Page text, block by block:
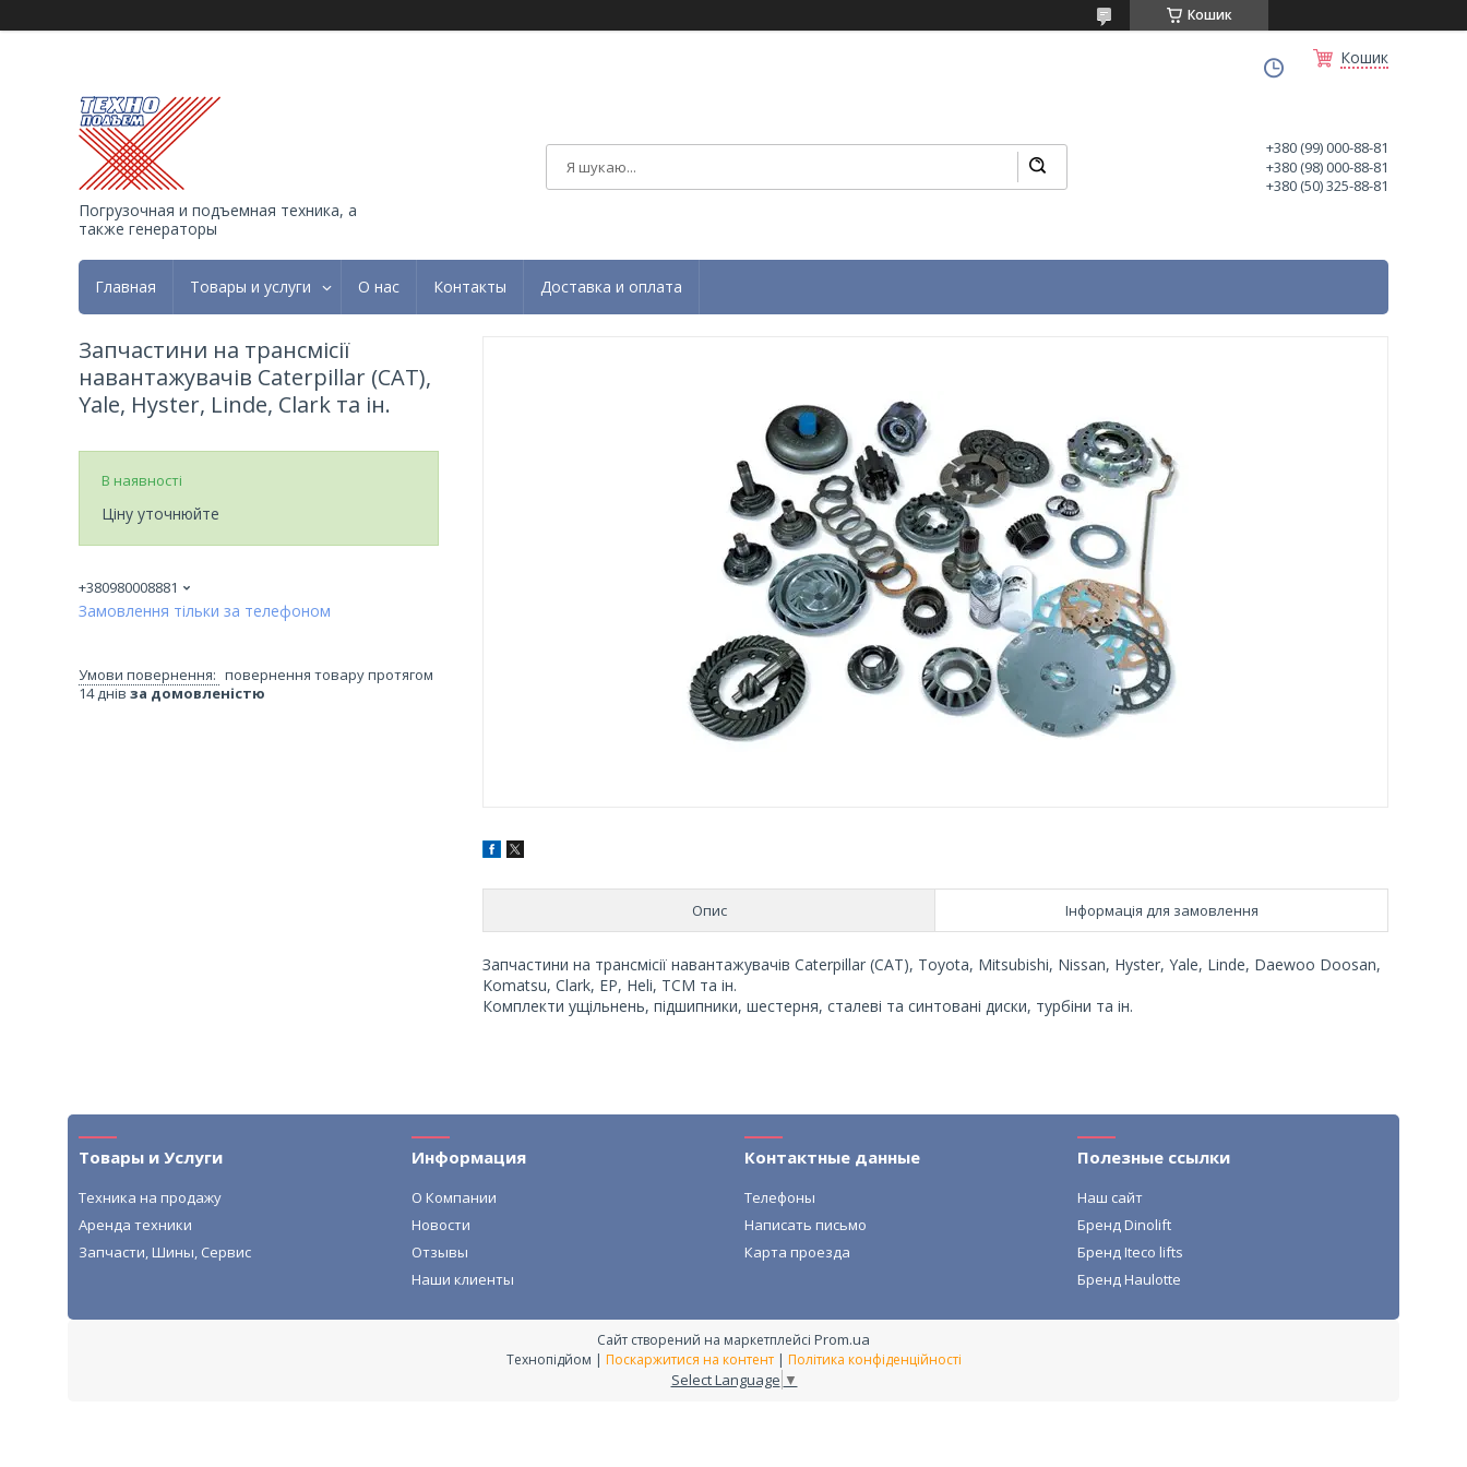
Кошик
Кошик
Погрузочная и подъемная техника, а
также генераторы
+380 (99) 000-88-81
+380 (98) 000-88-81
+380 (50) 325-88-81
Главная Товары и услуги О нас Контакты Доставка и оплата
Опис Інформація для замовлення
Запчастини на трансмісії навантажувачів Caterpillar (CAT), Toyota, Mitsubishi, Nissan, Hyster, Yale, Linde, Daewoo Doosan,
Komatsu, Clark, EP, Heli, ТСМ та ін.
Комплекти ущільнень, підшипники, шестерня, сталеві та синтовані диски, турбіни та ін.
Запчастини на трансмісії
навантажувачів Caterpillar (CAT),
Yale, Hyster, Linde, Clark та ін.
В наявності
Ціну уточнюйте
+380980008881
Замовлення тільки за телефоном
повернення товару протягом
14 днів за домовленістю
Товары и Услуги
Техника на продажу
Аренда техники
Запчасти, Шины, Сервис
Информация
О Компании
Новости
Отзывы
Наши клиенты
Контактные данные
Телефоны
Написать письмо
Карта проезда
Полезные ссылки
Наш сайт
Бренд Dinolift
Бренд Iteco lifts
Бренд Haulotte
Сайт створений на маркетплейсі Prom.ua
Технопідйом | Поскаржитися на контент | Політика конфіденційності
Select Language ▼